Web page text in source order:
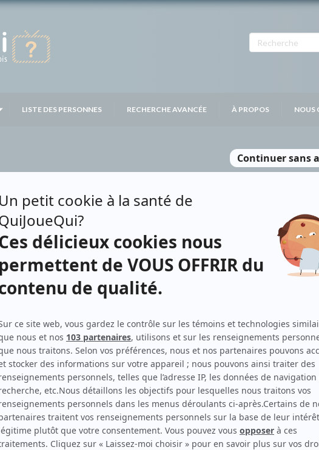
LISTE DES PERSONNES RECHERCHE AVANCÉE À PROPOS NOUS
artistiques)
Personnages
Indéfendable( Me Catherine Dubé
Toute la vie
O'(Obstétricienne2016 2017)
Les Bougon, c'est aussi ça la vie!
Femme du couple
Simonne et Chartrand(Nicole)
Music Hall(Corinne Poitras)
Asbestos(Gabrielle, jeune)
Tribu.com (Monica de Luca)